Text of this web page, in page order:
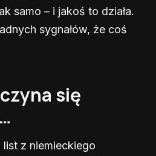
samo – i jakoś to działa.
sygnałów, że coś
się
z niemieckiego